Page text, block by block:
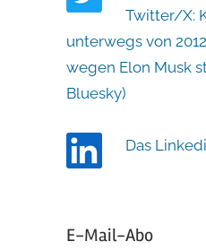
Twitter/X:
unterwegs von
wegen Elon Musk
Bluesky)
Das
E-Mail-Abo